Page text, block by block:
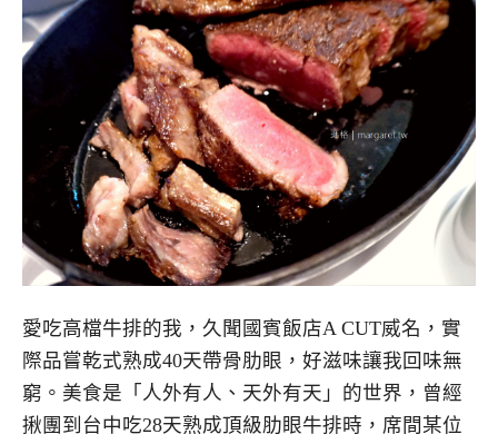
愛吃高檔牛排的我，久聞國賓飯店A CUT威名，實
際品嘗乾式熟成40天帶骨肋眼，好滋味讓我回味無
窮。美食是「人外有人、天外有天」的世界，曾經
揪團到台中吃28天熟成頂級肋眼牛排時，席間某位